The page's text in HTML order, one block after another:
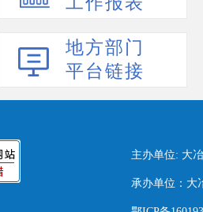
地方部门
平台链接
主办单位: 大
承办单位：大